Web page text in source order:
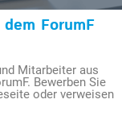
ForumF
Mitarbeiter aus
Bewerben Sie
oder verweisen